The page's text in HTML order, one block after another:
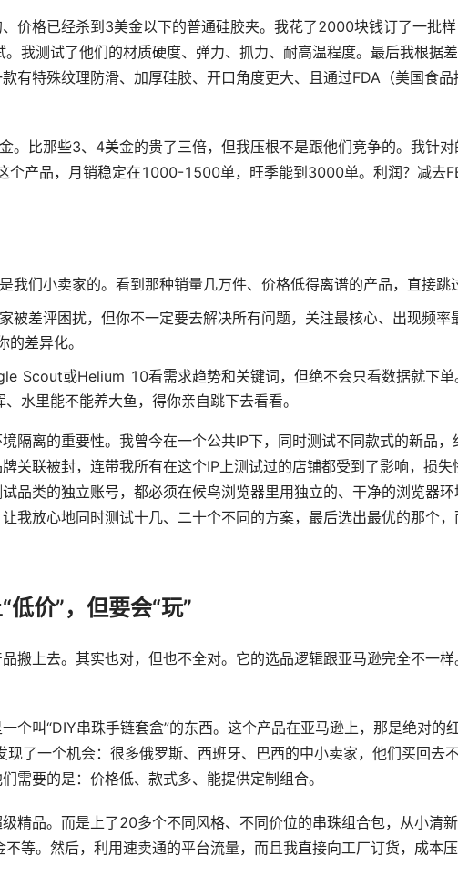
价格已经杀到3美金以下的普通硅胶夹。我花了2000块钱订了一批样
我测试了他们的材质硬度、弹力、抓力、耐高温程度。最后我根据
有特殊纹理防滑、加厚硅胶、开口角度更大、且通过FDA（美国食品
。比那些3、4美金的贵了三倍，但我压根不是跟他们竞争的。我针对
个产品，月销稳定在1000-1500单，旺季能到3000单。利润？减去
我们小卖家的。看到那种销量几万件、价格低得离谱的产品，直接跳
被差评困扰，但你不一定要去解决所有问题，关注最核心、出现频率
差异化。
Scout或Helium 10看需求趋势和关键词，但绝不会只看数据就下单
水里能不能养大鱼，得你亲自跳下去看看。
隔离的重要性。我曾今在一个公共IP下，同时测试不同款式的新品，
关联被封，连带我所有在这个IP上测试过的店铺都受到了影响，损失
品类的独立账号，都必须在候鸟浏览器里用独立的、干净的浏览器环
我放心地同时测试十几、二十个不同的方案，最后选出最优的那个，
价”，但要会“玩”
搬上去。其实也对，但也不全对。它的选品逻辑跟亚马逊完全不一样
个叫“DIY串珠手链套盒”的东西。这个产品在亚马逊上，那是绝对的
了一个机会：很多俄罗斯、西班牙、巴西的中小卖家，他们买回去
需要的是：价格低、款式多、能提供定制组合。
精品。而是上了20多个不同风格、不同价位的串珠组合包，从小清新
等。然后，利用速卖通的平台流量，而且我直接向工厂订货，成本